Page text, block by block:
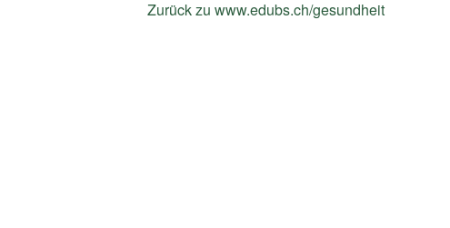
Zurück zu www.edubs.ch/gesundheit